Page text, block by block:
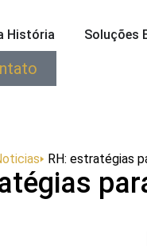
História Soluções
🢒 RH: estratégias